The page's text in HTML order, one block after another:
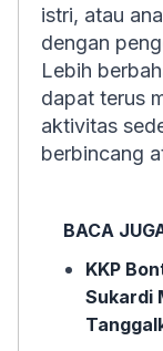
istri, atau
dengan
Lebih
dapat terus
aktivitas
berbincang
BACA
KKP
Sukardi